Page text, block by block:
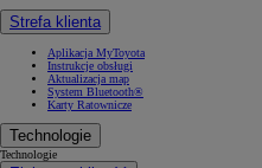
Strefa klienta
Aplikacja MyToyota
Instrukcje obsługi
Aktualizacja map
System Bluetooth®
Karty Ratownicze
Technologie
Technologie